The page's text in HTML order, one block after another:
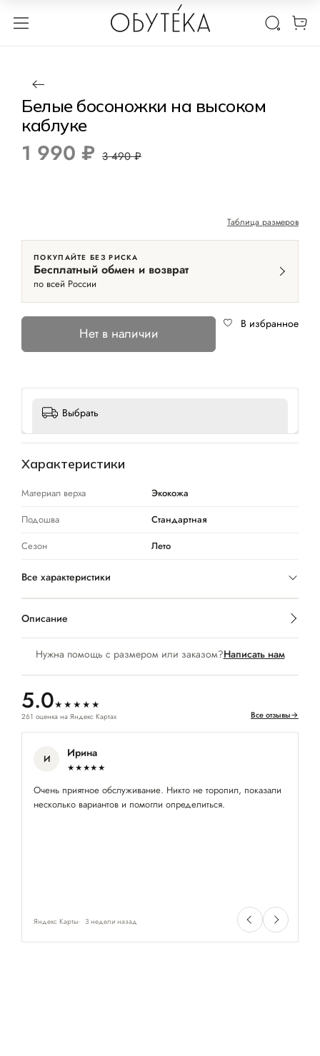
1 / 2
Белые босоножки на высоком
каблуке
1 990 ₽ 3 490 ₽
Таблица размеров
ПОКУПАЙТЕ БЕЗ РИСКА
Бесплатный обмен и возврат
по всей России
Нет в наличии
В избранное
Выбрать
Нужна помощь с размером или заказом?Написать нам
5.0★★★★★
261 оценка на Яндекс Картах Все отзывы→
И Ирина
★★★★★
Очень приятное обслуживание. Никто не торопил, показали
несколько вариантов и помогли определиться.
Яндекс Карты 3 недели назад
Характеристики
Материал верха
Экокожа
Подошва
Стандартная
Сезон
Лето
Все характеристики
Описание